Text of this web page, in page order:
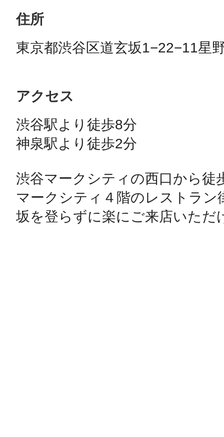
住所
東京都渋谷区道玄坂1−22−11星
アクセス
渋谷駅より徒歩8分
神泉駅より徒歩2分
渋谷マークシティの西口から徒
マークシティ４階のレストラン
坂を登らずに楽にご来店いただ